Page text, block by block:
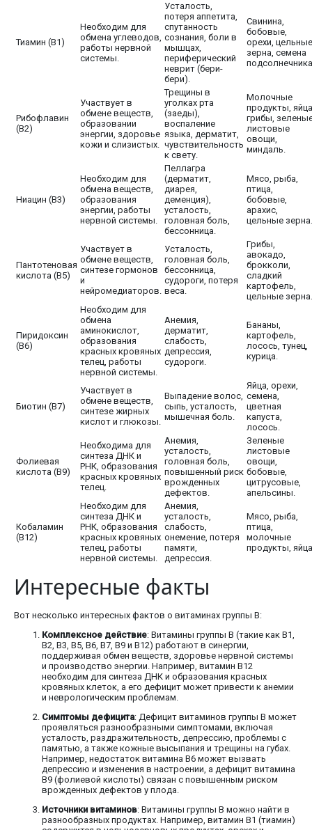
Тиамин (B1)
Необходим для
обмена углеводов,
работы нервной
системы.
Усталость,
потеря аппетита,
спутанность
сознания, боли в
мышцах,
периферический
неврит (бери-
бери).
Свинина,
бобовые,
орехи, цельные
зерна, семена
Рибофлавин
(B2)
Участвует в
обмене веществ,
образовании
энергии, здоровье
кожи и слизистых.
Трещины в
уголках рта
(заеды),
воспаление
языка, дерматит,
чувствительность
к свету.
Молочные
продукты,
грибы,
листовые
овощи,
миндаль.
Ниацин (B3)
Необходим для
обмена веществ,
образования
энергии, работы
нервной системы.
Пеллагра
(дерматит,
диарея,
деменция),
усталость,
головная боль,
бессонница.
Мясо, рыба,
птица,
бобовые,
арахис,
цельные зерна.
Пантотеновая
кислота (B5)
Участвует в
обмене веществ,
синтезе гормонов
и
нейромедиаторов.
Усталость,
головная боль,
бессонница,
судороги, потеря
веса.
Грибы,
авокадо,
брокколи,
сладкий
картофель,
цельные зерна.
Пиридоксин
(B6)
Необходим для
обмена
аминокислот,
образования
красных кровяных
телец, работы
нервной системы.
Анемия,
дерматит,
слабость,
депрессия,
судороги.
Бананы,
картофель,
лосось, тунец,
курица.
Биотин (B7)
Участвует в
обмене веществ,
синтезе жирных
кислот и глюкозы.
Выпадение волос,
сыпь, усталость,
мышечная боль.
Яйца, орехи,
семена,
цветная
капуста,
лосось.
Фолиевая
кислота (B9)
Необходима для
синтеза ДНК и
РНК, образования
красных кровяных
телец.
Анемия,
усталость,
головная боль,
повышенный риск
врожденных
дефектов.
Зеленые
листовые
овощи,
бобовые,
цитрусовые,
апельсины.
Кобаламин
(B12)
Необходим для
синтеза ДНК и
РНК, образования
красных кровяных
телец, работы
нервной системы.
Анемия,
усталость,
слабость,
онемение, потеря
памяти,
депрессия.
Мясо, рыба,
птица,
молочные
продукты,
Интересные факты
Вот несколько интересных фактов о витаминах группы В:
Комплексное действие: Витамины группы В (такие как В1,
В2, В3, В5, В6, В7, В9 и В12) работают в синергии,
поддерживая обмен веществ, здоровье нервной системы
и производство энергии. Например, витамин В12
необходим для синтеза ДНК и образования красных
кровяных клеток, а его дефицит может привести к анемии
и неврологическим проблемам.
Симптомы дефицита: Дефицит витаминов группы В может
проявляться разнообразными симптомами, включая
усталость, раздражительность, депрессию, проблемы с
памятью, а также кожные высыпания и трещины на губах.
Например, недостаток витамина В6 может вызвать
депрессию и изменения в настроении, а дефицит витамина
В9 (фолиевой кислоты) связан с повышенным риском
врожденных дефектов у плода.
Источники витаминов: Витамины группы В можно найти в
разнообразных продуктах. Например, витамин В1 (тиамин)